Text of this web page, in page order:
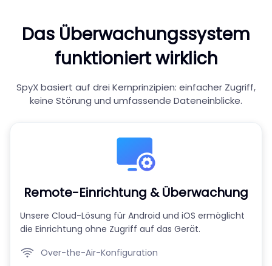
Das Überwachungssystem
funktioniert wirklich
SpyX basiert auf drei Kernprinzipien: einfacher Zugriff,
keine Störung und umfassende Dateneinblicke.
Remote-Einrichtung & Überwachung
Unsere Cloud-Lösung für Android und iOS ermöglicht
die Einrichtung ohne Zugriff auf das Gerät.
Over-the-Air-Konfiguration